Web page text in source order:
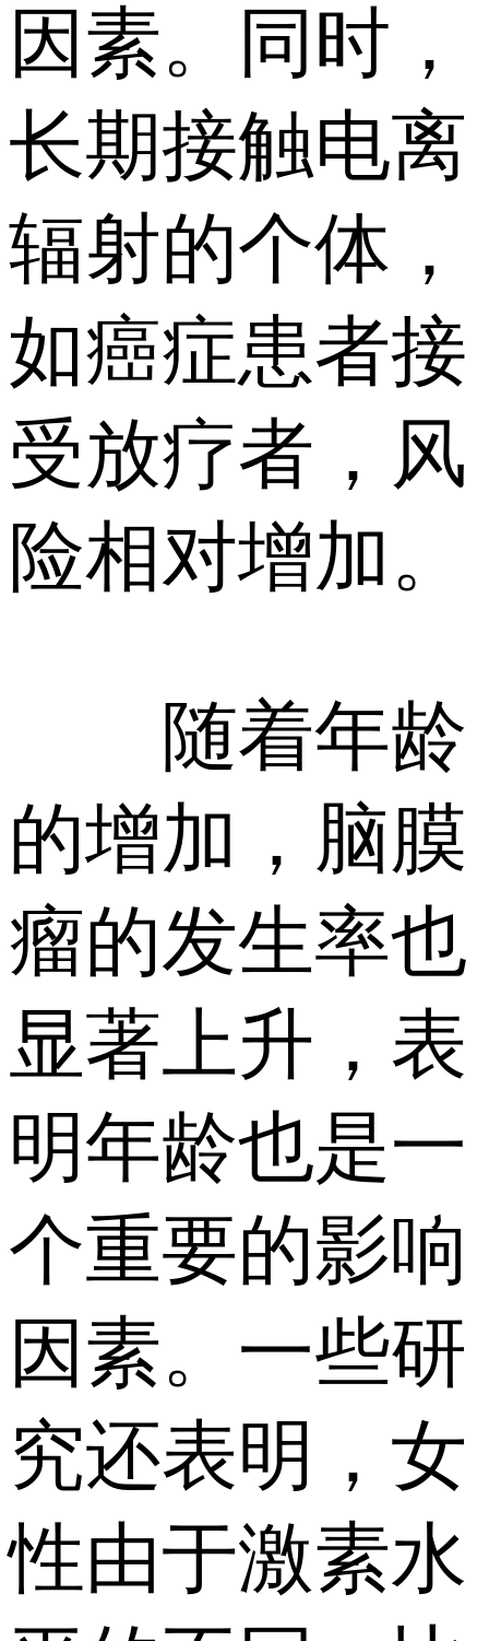
因素。同时，
长期接触电离
辐射的个体，
如癌症患者接
受放疗者，风
险相对增加。
随着年龄
的增加，脑膜
瘤的发生率也
显著上升，表
明年龄也是一
个重要的影响
因素。一些研
究还表明，女
性由于激素水